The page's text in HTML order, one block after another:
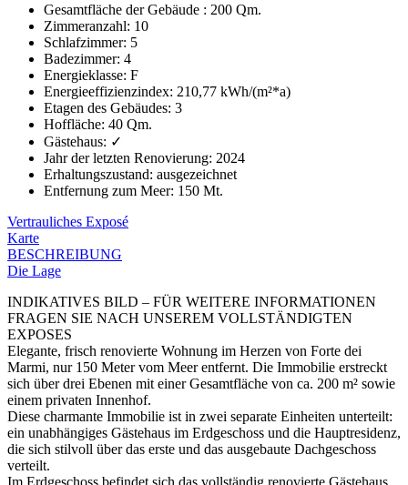
Gesamtfläche der Gebäude : 200 Qm.
Zimmeranzahl: 10
Schlafzimmer: 5
Badezimmer: 4
Energieklasse: F
Energieeffizienzindex: 210,77 kWh/(m²*a)
Etagen des Gebäudes: 3
Hoffläche: 40 Qm.
Gästehaus: ✓
Jahr der letzten Renovierung: 2024
Erhaltungszustand: ausgezeichnet
Entfernung zum Meer: 150 Mt.
Vertrauliches Exposé
Karte
BESCHREIBUNG
Die Lage
INDIKATIVES BILD – FÜR WEITERE INFORMATIONEN
FRAGEN SIE NACH UNSEREM VOLLSTÄNDIGTEN
EXPOSES
Elegante, frisch renovierte Wohnung im Herzen von Forte dei
Marmi, nur 150 Meter vom Meer entfernt. Die Immobilie erstreckt
sich über drei Ebenen mit einer Gesamtfläche von ca. 200 m² sowie
einem privaten Innenhof.
Diese charmante Immobilie ist in zwei separate Einheiten unterteilt:
ein unabhängiges Gästehaus im Erdgeschoss und die Hauptresidenz,
die sich stilvoll über das erste und das ausgebaute Dachgeschoss
verteilt.
Im Erdgeschoss befindet sich das vollständig renovierte Gästehaus,